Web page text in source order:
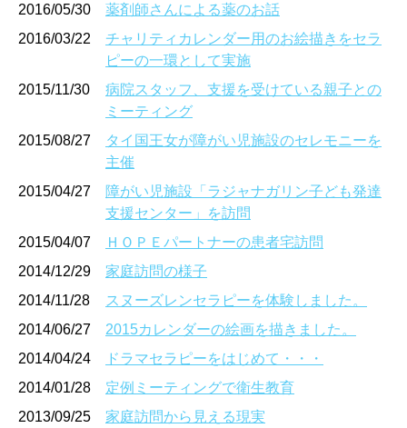
2016/05/30
薬剤師さんによる薬のお話
2016/03/22
チャリティカレンダー用のお絵描きをセラ
ピーの一環として実施
2015/11/30
病院スタッフ、支援を受けている親子との
ミーティング
2015/08/27
タイ国王女が障がい児施設のセレモニーを
主催
2015/04/27
障がい児施設「ラジャナガリン子ども発達
支援センター」を訪問
2015/04/07
ＨＯＰＥパートナーの患者宅訪問
2014/12/29
家庭訪問の様子
2014/11/28
スヌーズレンセラピーを体験しました。
2014/06/27
2015カレンダーの絵画を描きました。
2014/04/24
ドラマセラピーをはじめて・・・
2014/01/28
定例ミーティングで衛生教育
2013/09/25
家庭訪問から見える現実